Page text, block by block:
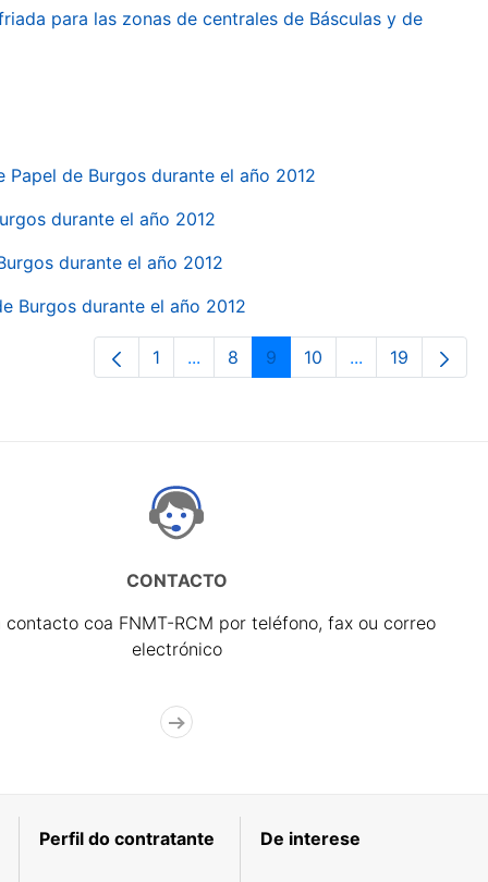
para las zonas de centrales de Básculas y de
de Burgos durante el año 2012
durante el año 2012
durante el año 2012
Burgos durante el año 2012
Páxina
1 ...Páxinas intermedias Use pestaña
Páxina
8 Páxina
9 Páxina
10 ...PáxinasPáxina
19
CONTACTO
contacto coa FNMT-RCM por teléfono, fax ou correo
electrónico
Perfil do contratante De interese